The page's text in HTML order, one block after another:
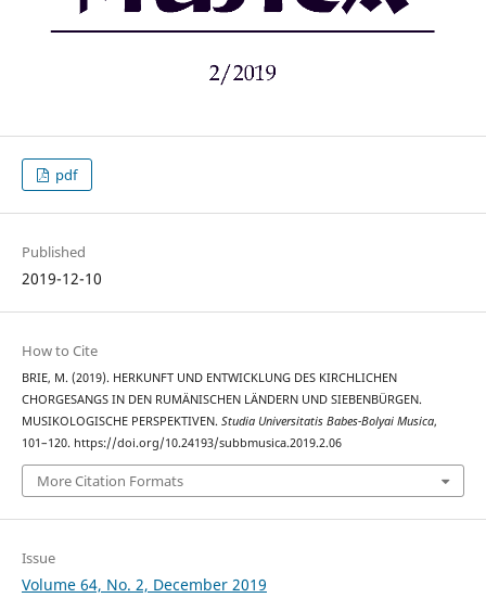
pdf
Published
2019-12-10
How to Cite
BRIE, M. (2019). HERKUNFT UND ENTWICKLUNG DES KIRCHLICHEN
CHORGESANGS IN DEN RUMÄNISCHEN LÄNDERN UND SIEBENBÜRGEN.
MUSIKOLOGISCHE PERSPEKTIVEN. Studia Universitatis Babes-Bolyai Musica,
101–120. https://doi.org/10.24193/subbmusica.2019.2.06
More Citation Formats
Issue
Volume 64, No. 2, December 2019